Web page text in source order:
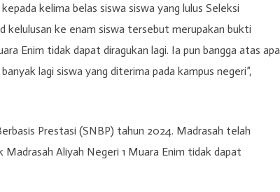
kelima belas siswa siswa yang lulus Seleksi
kelulusan ke enam siswa tersebut merupakan bukti
Enim tidak dapat diragukan lagi. Ia pun bangga atas apa
lagi siswa yang diterima pada kampus negeri”,
Prestasi (SNBP) tahun 2024. Madrasah telah
Aliyah Negeri 1 Muara Enim tidak dapat